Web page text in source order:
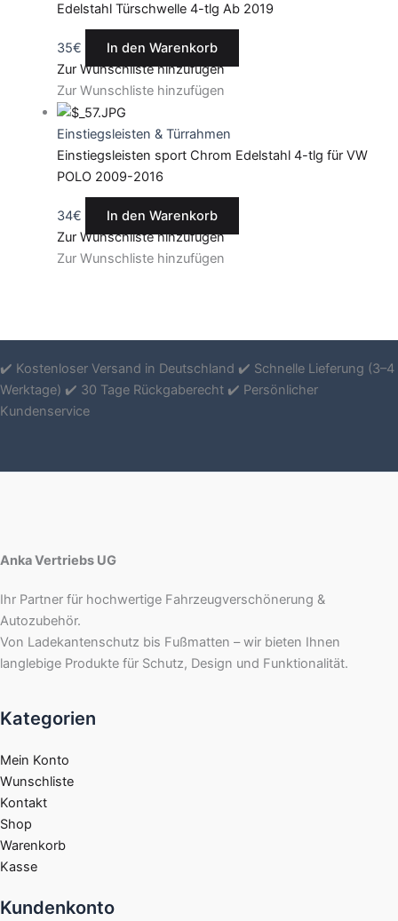
Edelstahl Türschwelle 4-tlg Ab 2019
35€
In den Warenkorb
Zur Wunschliste hinzufügen
Zur Wunschliste hinzufügen
Einstiegsleisten & Türrahmen
Einstiegsleisten sport Chrom Edelstahl 4-tlg für VW
POLO 2009-2016
34€
In den Warenkorb
Zur Wunschliste hinzufügen
Zur Wunschliste hinzufügen
✔️ Kostenloser Versand in Deutschland ✔️ Schnelle Lieferung (3–4
Werktage) ✔️ 30 Tage Rückgaberecht ✔️ Persönlicher
Kundenservice
Anka Vertriebs UG
Ihr Partner für hochwertige Fahrzeugverschönerung &
Autozubehör.
Von Ladekantenschutz bis Fußmatten – wir bieten Ihnen
langlebige Produkte für Schutz, Design und Funktionalität.
Kategorien
Mein Konto
Wunschliste
Kontakt
Shop
Warenkorb
Kasse
Kundenkonto